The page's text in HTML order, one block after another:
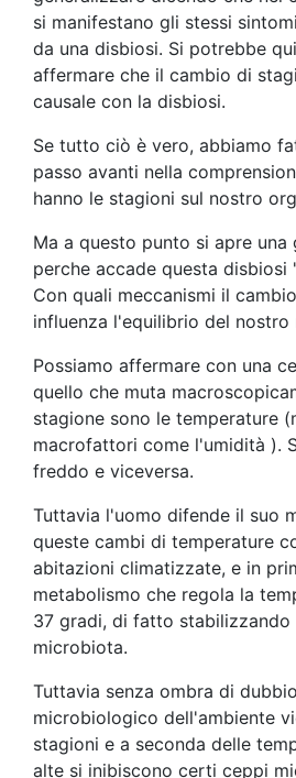
si manifestano gli stessi
da una disbiosi. Si potrebbe
affermare che il cambio di
causale con la disbiosi.
Se tutto ciò è vero, abbiamo
passo avanti nella
hanno le stagioni sul nostro
Ma a questo punto si apre una
perche accade questa disbiosi
Con quali meccanismi il
influenza l'equilibrio del nostro
Possiamo affermare con una
quello che muta
stagione sono le temperature
macrofattori come l'umidità ).
freddo e viceversa.
Tuttavia l'uomo difende il suo
queste cambi di temperature
abitazioni climatizzate, e in
metabolismo che regola la
37 gradi, di fatto stabilizzando
microbiota.
Tuttavia senza ombra di
microbiologico dell'ambiente
stagioni e a seconda delle
alte si inibiscono certi ceppi